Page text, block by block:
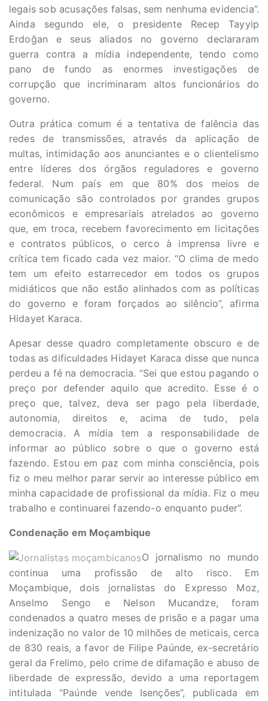
legais sob acusações falsas, sem nenhuma evidencia”.
Ainda segundo ele, o presidente Recep Tayyip
Erdoğan e seus aliados no governo declararam
guerra contra a mídia independente, tendo como
pano de fundo as enormes investigações de
corrupção que incriminaram altos funcionários do
governo.
Outra prática comum é a tentativa de falência das
redes de transmissões, através da aplicação de
multas, intimidação aos anunciantes e o clientelismo
entre líderes dos órgãos reguladores e governo
federal. Num país em que 80% dos meios de
comunicação são controlados por grandes grupos
econômicos e empresariais atrelados ao governo
que, em troca, recebem favorecimento em licitações
e contratos públicos, o cerco à imprensa livre e
crítica tem ficado cada vez maior. “O clima de medo
tem um efeito estarrecedor em todos os grupos
midiáticos que não estão alinhados com as políticas
do governo e foram forçados ao silêncio”, afirma
Hidayet Karaca.
Apesar desse quadro completamente obscuro e de
todas as dificuldades Hidayet Karaca disse que nunca
perdeu a fé na democracia. “Sei que estou pagando o
preço por defender aquilo que acredito. Esse é o
preço que, talvez, deva ser pago pela liberdade,
autonomia, direitos e, acima de tudo, pela
democracia. A mídia tem a responsabilidade de
informar ao público sobre o que o governo está
fazendo. Estou em paz com minha consciência, pois
fiz o meu melhor parar servir ao interesse público em
minha capacidade de profissional da mídia. Fiz o meu
trabalho e continuarei fazendo-o enquanto puder”.
Condenação em Moçambique
O jornalismo no mundo
continua uma profissão de alto risco. Em
Moçambique, dois jornalistas do Expresso Moz,
Anselmo Sengo e Nelson Mucandze, foram
condenados a quatro meses de prisão e a pagar uma
indenização no valor de 10 milhões de meticais, cerca
de 830 reais, a favor de Filipe Paúnde, ex-secretário
geral da Frelimo, pelo crime de difamação e abuso de
liberdade de expressão, devido a uma reportagem
intitulada “Paúnde vende Isenções”, publicada em